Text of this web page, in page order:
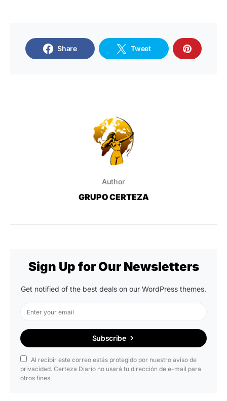
Share Tweet
Author
GRUPO CERTEZA
Sign Up for Our Newsletters
Get notified of the best deals on our WordPress themes.
Subscribe
Al recibir este correo estás protegido por nuestro aviso de
privacidad. Certeza Diario no usará tu dirección de e-mail para
otros fines.